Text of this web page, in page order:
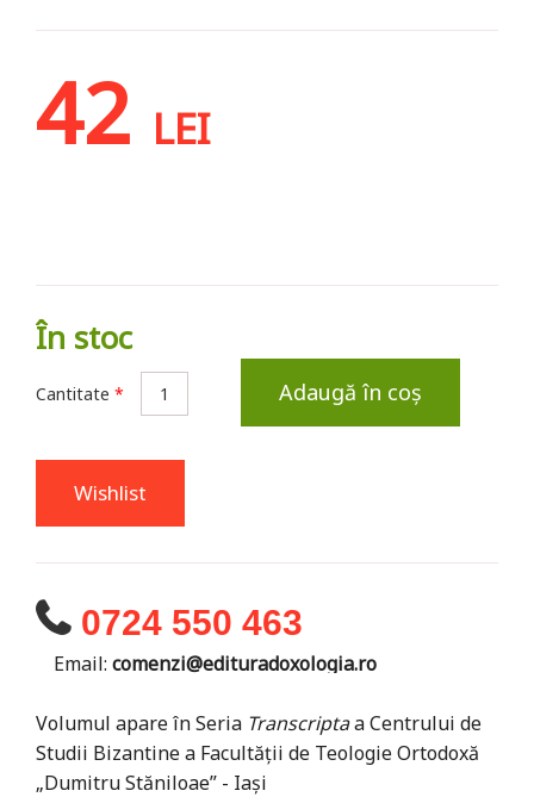
42 LEI
În stoc
Cantitate * Adaugă în coș
Wishlist
0724 550 463
Email: comenzi@edituradoxologia.ro
Volumul apare în Seria Transcriptaa Centrului de
Studii Bizantine a Facultății de Teologie Ortodoxă
„Dumitru Stăniloae” - Iași